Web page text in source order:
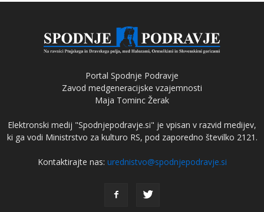
Portal Spodnje Podravje
Zavod medgeneracijske vzajemnosti
Maja Tominc Žerak
Elektronski medij "Spodnjepodravje.si" je vpisan v razvid medijev,
ki ga vodi Ministrstvo za kulturo RS, pod zaporedno številko 2121.
Kontaktirajte nas: urednistvo@spodnjepodravje.si